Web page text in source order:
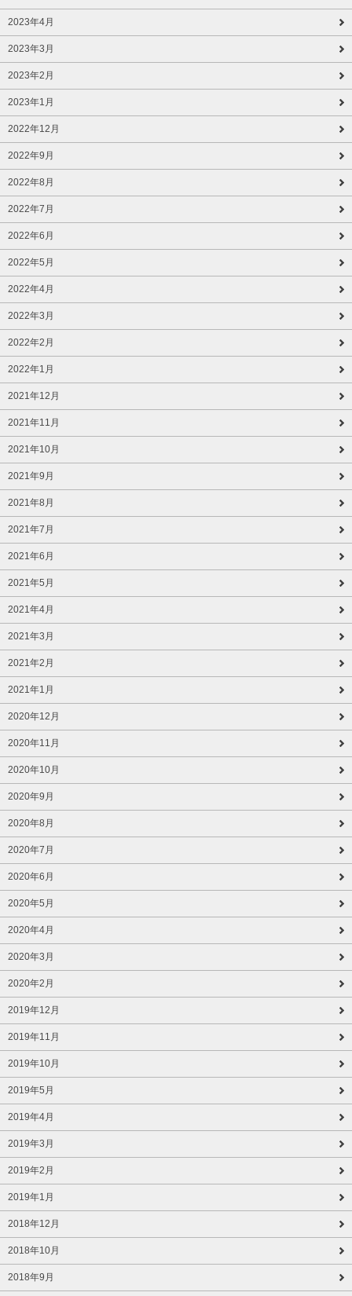
2023年4月
2023年3月
2023年2月
2023年1月
2022年12月
2022年9月
2022年8月
2022年7月
2022年6月
2022年5月
2022年4月
2022年3月
2022年2月
2022年1月
2021年12月
2021年11月
2021年10月
2021年9月
2021年8月
2021年7月
2021年6月
2021年5月
2021年4月
2021年3月
2021年2月
2021年1月
2020年12月
2020年11月
2020年10月
2020年9月
2020年8月
2020年7月
2020年6月
2020年5月
2020年4月
2020年3月
2020年2月
2019年12月
2019年11月
2019年10月
2019年5月
2019年4月
2019年3月
2019年2月
2019年1月
2018年12月
2018年10月
2018年9月